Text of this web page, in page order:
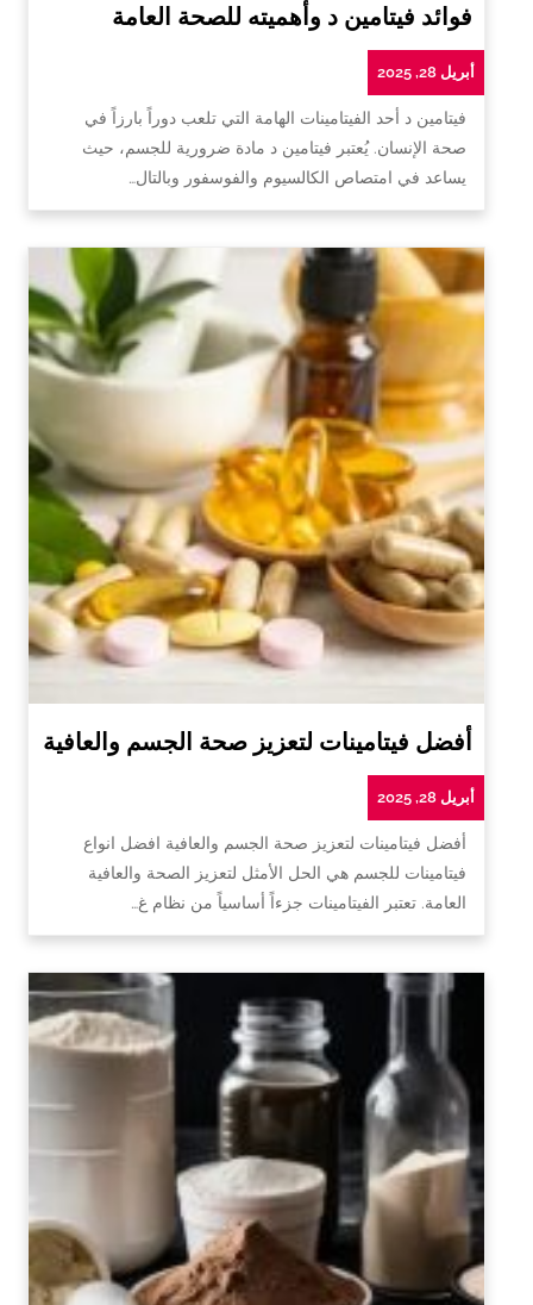
فوائد فيتامين د وأهميته للصحة العامة
أبريل 28, 2025
فيتامين د أحد الفيتامينات الهامة التي تلعب دوراً بارزاً في
صحة الإنسان. يُعتبر فيتامين د مادة ضرورية للجسم، حيث
يساعد في امتصاص الكالسيوم والفوسفور وبالتال…
أفضل فيتامينات لتعزيز صحة الجسم والعافية
أبريل 28, 2025
أفضل فيتامينات لتعزيز صحة الجسم والعافية افضل انواع
فيتامينات للجسم هي الحل الأمثل لتعزيز الصحة والعافية
العامة. تعتبر الفيتامينات جزءاً أساسياً من نظام غ…